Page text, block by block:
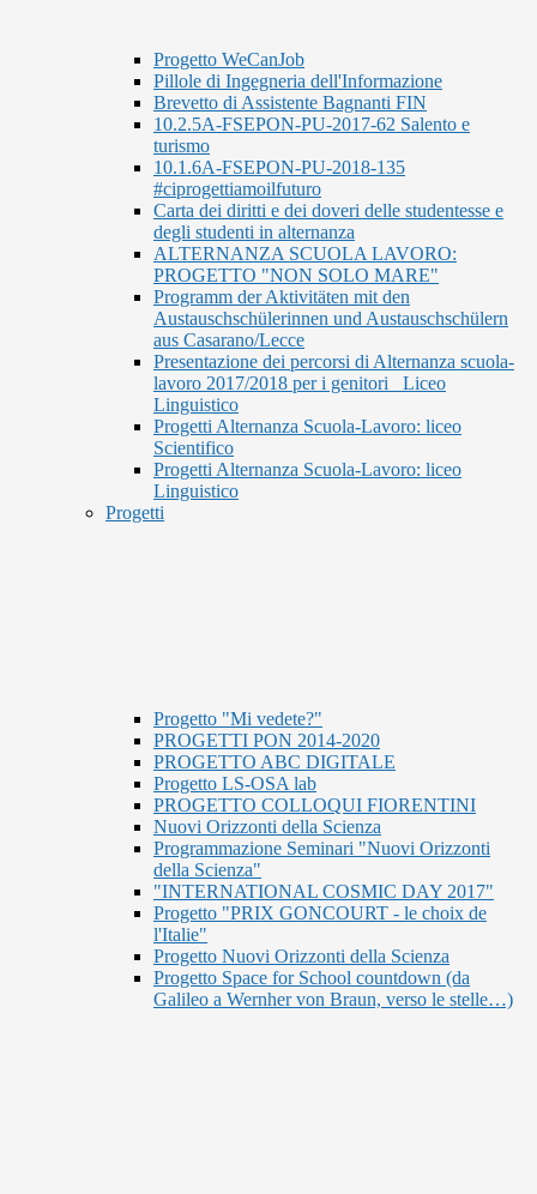
Progetto WeCanJob
Pillole di Ingegneria dell'Informazione
Brevetto di Assistente Bagnanti FIN
10.2.5A-FSEPON-PU-2017-62 Salento e
turismo
10.1.6A-FSEPON-PU-2018-135
#ciprogettiamoilfuturo
Carta dei diritti e dei doveri delle studentesse e
degli studenti in alternanza
ALTERNANZA SCUOLA LAVORO:
PROGETTO "NON SOLO MARE"
Programm der Aktivitäten mit den
Austauschschülerinnen und Austauschschülern
aus Casarano/Lecce
Presentazione dei percorsi di Alternanza scuola-
lavoro 2017/2018 per i genitori_ Liceo
Linguistico
Progetti Alternanza Scuola-Lavoro: liceo
Scientifico
Progetti Alternanza Scuola-Lavoro: liceo
Linguistico
Progetti
Progetto "Mi vedete?"
PROGETTI PON 2014-2020
PROGETTO ABC DIGITALE
Progetto LS-OSA lab
PROGETTO COLLOQUI FIORENTINI
Nuovi Orizzonti della Scienza
Programmazione Seminari "Nuovi Orizzonti
della Scienza"
"INTERNATIONAL COSMIC DAY 2017"
Progetto "PRIX GONCOURT - le choix de
l'Italie"
Progetto Nuovi Orizzonti della Scienza
Progetto Space for School countdown (da
Galileo a Wernher von Braun, verso le stelle…)